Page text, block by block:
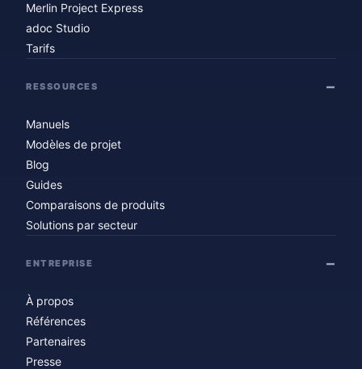
Merlin Project Express
adoc Studio
Tarifs
RESSOURCES
Manuels
Modèles de projet
Blog
Guides
Comparaisons de produits
Solutions par secteur
ENTREPRISE
À propos
Références
Partenaires
Presse